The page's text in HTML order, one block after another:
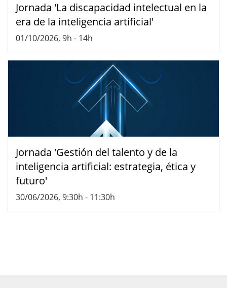
Jornada 'La discapacidad intelectual en la
era de la inteligencia artificial'
01/10/2026, 9h - 14h
Jornada 'Gestión del talento y de la
inteligencia artificial: estrategia, ética y
futuro'
30/06/2026, 9:30h - 11:30h